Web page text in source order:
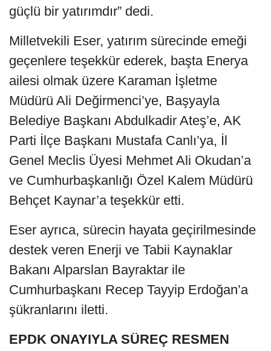
güçlü bir yatırımdır” dedi.
Milletvekili Eser, yatırım sürecinde emeği
geçenlere teşekkür ederek, başta Enerya
ailesi olmak üzere Karaman İşletme
Müdürü Ali Değirmenci’ye, Başyayla
Belediye Başkanı Abdulkadir Ateş’e, AK
Parti İlçe Başkanı Mustafa Canlı’ya, İl
Genel Meclis Üyesi Mehmet Ali Okudan’a
ve Cumhurbaşkanlığı Özel Kalem Müdürü
Behçet Kaynar’a teşekkür etti.
Eser ayrıca, sürecin hayata geçirilmesinde
destek veren Enerji ve Tabii Kaynaklar
Bakanı Alparslan Bayraktar ile
Cumhurbaşkanı Recep Tayyip Erdoğan’a
şükranlarını iletti.
EPDK ONAYIYLA SÜREÇ RESMEN